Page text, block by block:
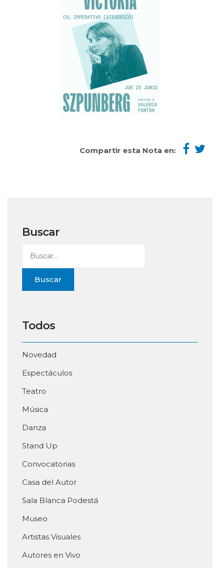
Compartir esta Nota en:
Buscar
Buscar
Todos
Novedad
Espectáculos
Teatro
Música
Danza
Stand Up
Convocatorias
Casa del Autor
Sala Blanca Podestá
Museo
Artistas Visuales
Autores en Vivo